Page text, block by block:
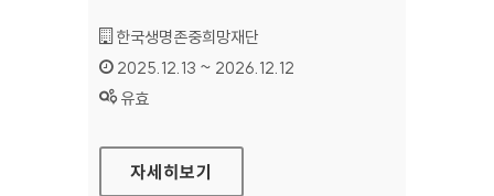
기관명 :
한국생명존중희망재단
인증기간 :
2025.12.13 ~ 2026.12.12
상태 :
유효
한국생명존중희망재단
자세히보기